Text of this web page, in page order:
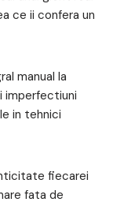
ce ii confera un
manual la
imperfectiuni
in tehnici
fiecarei
fata de